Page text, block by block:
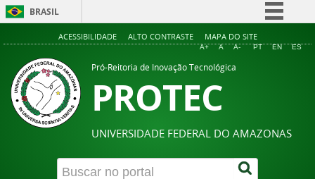
BRASIL
Simplifique!
Acesso à informação
ACESSIBILIDADE ALTO CONTRASTE MAPA DO SITE
A+ A A- PT EN ES
Pró-Reitoria de Inovação Tecnológica
PROTEC
UNIVERSIDADE FEDERAL DO AMAZONAS